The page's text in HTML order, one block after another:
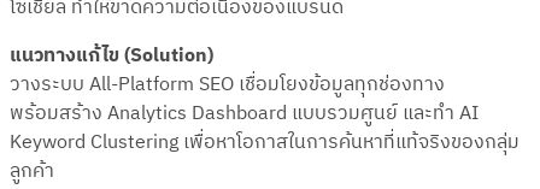
โซเชียล ทำให้ขาดความต่อเนื่องของแบรนด์
แนวทางแก้ไข (Solution)
วางระบบ All-Platform SEO เชื่อมโยงข้อมูลทุกช่องทาง
พร้อมสร้าง Analytics Dashboard แบบรวมศูนย์ และทำ AI
Keyword Clustering เพื่อหาโอกาสในการค้นหาที่แท้จริงของกลุ่ม
ลูกค้า